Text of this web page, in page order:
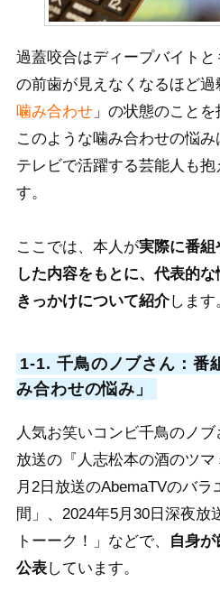
過蓋咬合はディープバイト
の前歯が見えなくなるほど過
噛み合わせ」の状態のことを
このような噛み合わせの悩
テレビで活躍する芸能人も
す。
ここでは、本人が実際に番組
した内容をもとに、代表的
きっかけについて紹介します
1-1. 千鳥のノブさん：番
み合わせの悩み」
人気お笑いコンビ千鳥のノブ
放送の『人志松本の酒のツ
月2日放送のAbemaTVのバ
間」、2024年5月30日深夜放
トーーク！」などで、
自身
公表しています。